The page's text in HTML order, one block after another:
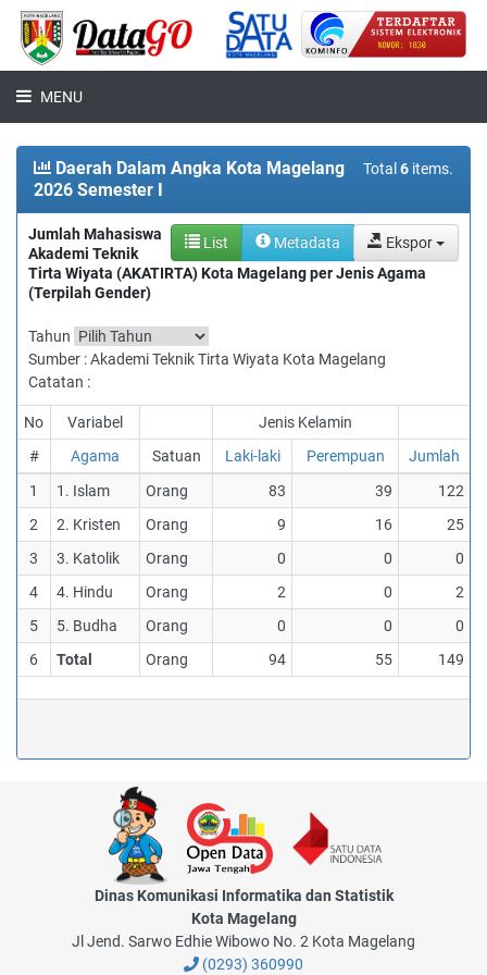
MENU
Total 6 items.
Daerah Dalam Angka Kota Magelang
2026 Semester I
List Metadata Ekspor
Jumlah Mahasiswa
Akademi Teknik
Tirta Wiyata (AKATIRTA) Kota Magelang per Jenis Agama
(Terpilah Gender)
Tahun
Sumber : Akademi Teknik Tirta Wiyata Kota Magelang
Catatan :
No Variabel
Jenis Kelamin
#
Agama Satuan Laki-laki Perempuan
Jumlah
1
1. Islam Orang 83 39
122
2
2. Kristen Orang 9 16
25
3
3. Katolik Orang 0 0
0
4
4. Hindu Orang 2 0
2
5
5. Budha Orang 0 0
0
6
Total Orang 94 55 149
Dinas Komunikasi Informatika dan Statistik
Kota Magelang
Jl Jend. Sarwo Edhie Wibowo No. 2 Kota Magelang
(0293) 360990